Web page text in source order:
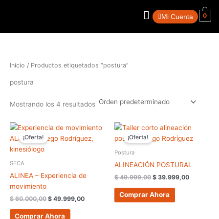
MenúMi Cuenta 0
Inicio / Productos etiquetados “postura”
postura
Mostrando los 4 resultados
¡Oferta!
SECA
ALINEA – Experiencia de
movimiento
$60.000,00
El
original
$ 49.999,00
El
actual
$ 49.999,00.
Comprar Ahora
¡Oferta!
Postura
ALINEACIÓN POSTURAL
$49.999,00
El
original
$ 39.999,00
El
actual
Comprar Ahora